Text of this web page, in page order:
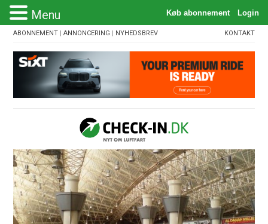
ABONNEMENT |ANNONCERING | NYHEDSBREV KONTAKT
Menu